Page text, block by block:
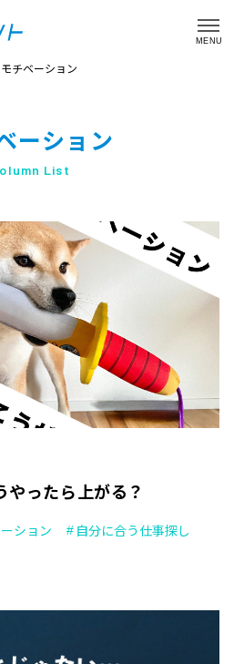
MENU
モチベーション
ーション
List
やったら上がる？
ション
自分に合う仕事探し